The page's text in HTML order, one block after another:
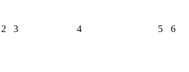
2 3 4 5 6